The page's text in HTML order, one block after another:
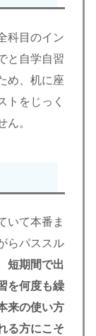
科目のイン
と自学自習
め、机に座
トをじっく
ん。
いて本番ま
らパススル
短期間で出
を何度も繰
来の使い方
る方にこそ